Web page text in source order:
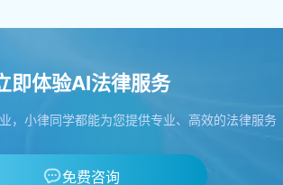
即体验AI法律服务
，小律同学都能为您提供专业、高效的法律服务
免费咨询